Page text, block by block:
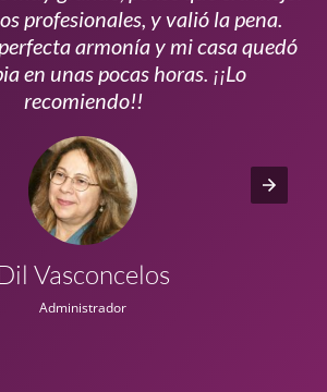
profesionales, y valió la pena.
armonía y mi casa quedó
en unas pocas horas. ¡¡Lo
recomiendo!!
Vasconcelos
Administrador